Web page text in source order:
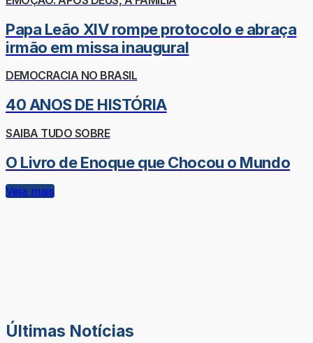
Papa Leão XIV rompe protocolo e abraça
irmão em missa inaugural
DEMOCRACIA NO BRASIL
40 ANOS DE HISTÓRIA
SAIBA TUDO SOBRE
O Livro de Enoque que Chocou o Mundo
Veja mais
Últimas Notícias